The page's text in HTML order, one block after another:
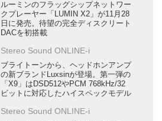
ルーミンのフラッグシップネットワー
クプレーヤー「LUMIN X2」が11月28
日に発売。待望の完全ディスクリート
DACを初搭載
Stereo Sound ONLINE-i
ブライトーンから、ヘッドホンアンプ
の新ブランドLuxsinが登場。第一弾の
「X9」はDSD512やPCM 768kHz/32
ビットに対応したハイスペックモデル
Stereo Sound ONLINE-i